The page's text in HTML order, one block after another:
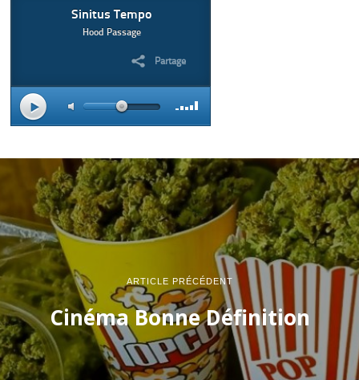
ARTICLE PRÉCÉDENT
Cinéma Bonne Définition